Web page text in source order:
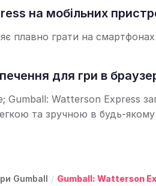
на мобільних
плавно грати на
для гри в
Gumball: Watterson Express
та зручною в будь-якому
Gumball / Gumball: Watterson